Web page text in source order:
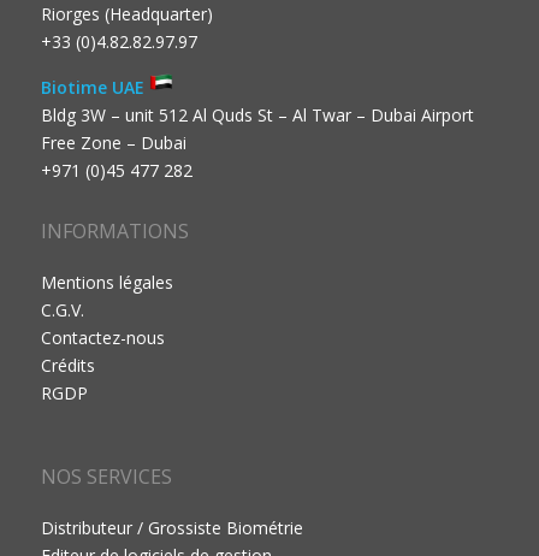
Riorges (Headquarter)
+33 (0)4.82.82.97.97
Biotime UAE
Bldg 3W – unit 512 Al Quds St – Al Twar – Dubai Airport
Free Zone – Dubai
+971 (0)45 477 282
INFORMATIONS
Mentions légales
C.G.V.
Contactez-nous
Crédits
RGDP
NOS SERVICES
Distributeur / Grossiste Biométrie